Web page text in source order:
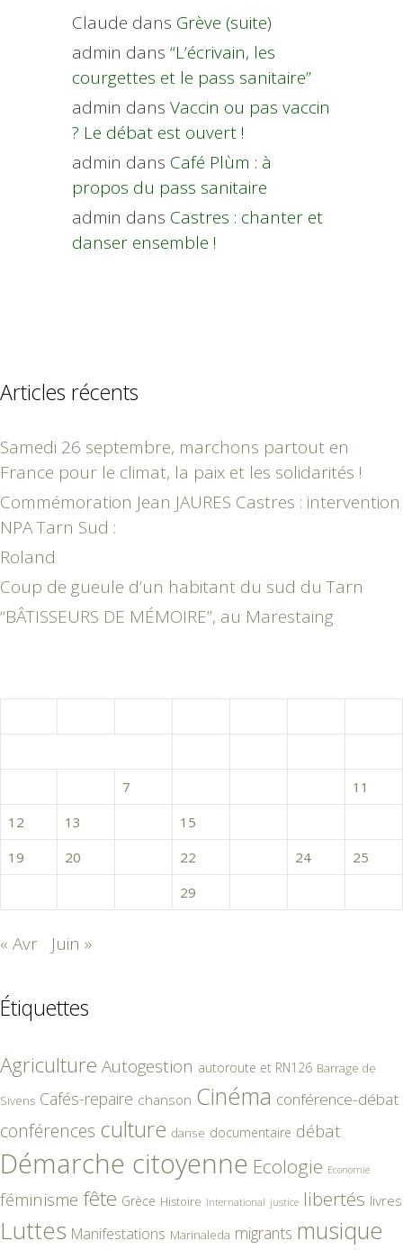
Claude dans Grève (suite)
admin dans “L’écrivain, les
courgettes et le pass sanitaire”
admin dans Vaccin ou pas vaccin
? Le débat est ouvert !
admin dans Café Plùm : à
propos du pass sanitaire
admin dans Castres : chanter et
danser ensemble !
Articles récents
Samedi 26 septembre, marchons partout en
France pour le climat, la paix et les solidarités !
Commémoration Jean JAURES Castres : intervention
NPA Tarn Sud :
Roland
Coup de gueule d’un habitant du sud du Tarn
“BÂTISSEURS DE MÉMOIRE”, au Marestaing
7
11
12
13 15
19
20 22 24
25
29
« Avr Juin »
Étiquettes
Agriculture Autogestion autoroute et RN126 Barrage de
Sivens Cafés-repaire chanson Cinéma conférence-débat
conférences culture danse documentaire débat
Démarche citoyenne Ecologie Economie
féminisme fête Grèce Histoire International justice libertés livres
Luttes Manifestations Marinaleda migrants musique